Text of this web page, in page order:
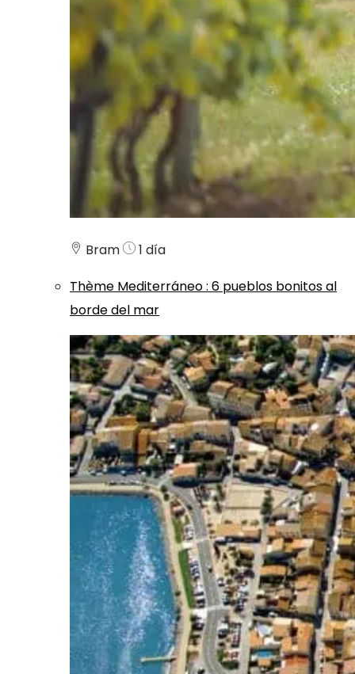
Bram
1 día
Thème Mediterráneo: 6 pueblos bonitos al
borde del mar